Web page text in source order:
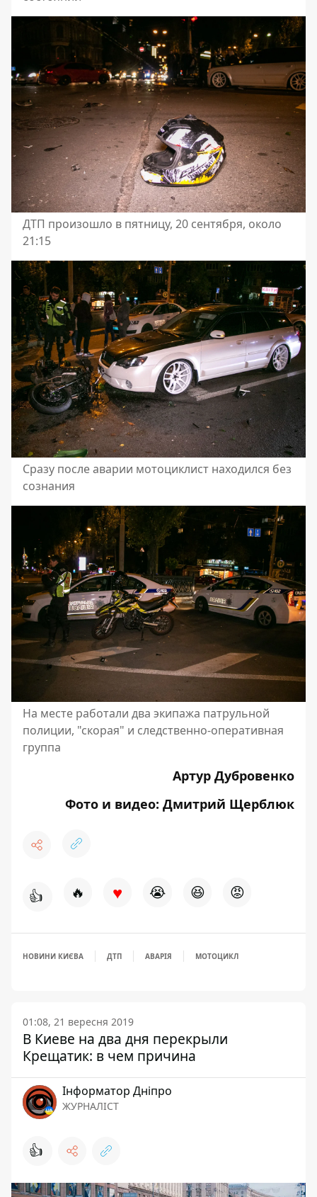
ДТП произошло в пятницу, 20 сентября, около
21:15
Сразу после аварии мотоциклист находился без
сознания
На месте работали два экипажа патрульной
полиции, "скорая" и следственно-оперативная
группа
Артур Дубровенко
Фото и видео: Дмитрий Щерблюк
👍 🔥 ♥ 😭 😆 😡
НОВИНИ КИЄВА ДТП АВАРІЯ МОТОЦИКЛ
01:08, 21 вересня 2019
В Киеве на два дня перекрыли
Крещатик: в чем причина
Інформатор Дніпро
ЖУРНАЛІСТ
👍